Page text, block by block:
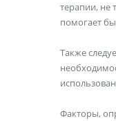
терапии, не
помогает
Также
Факторы,